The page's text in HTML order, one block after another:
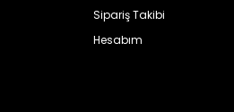
Sipariş Takibi
Hesabım